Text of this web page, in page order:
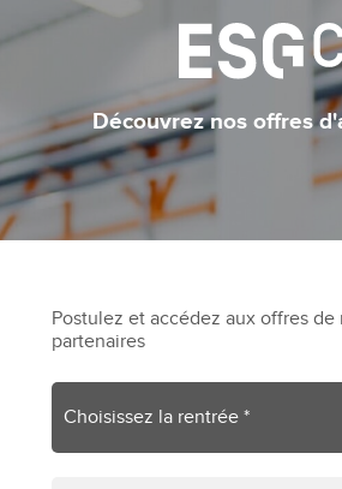
Découvrez nos offres
Postulez et accédez aux offres de
partenaires